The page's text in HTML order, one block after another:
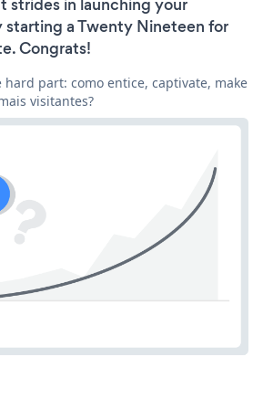
strides in launching your
starting a Twenty Nineteen for
Congrats!
hard part: como entice, captivate, make
visitantes?